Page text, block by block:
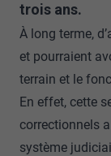
trois ans.
À long terme,
et pourraient
terrain et le
En effet, cette
correctionnels
système